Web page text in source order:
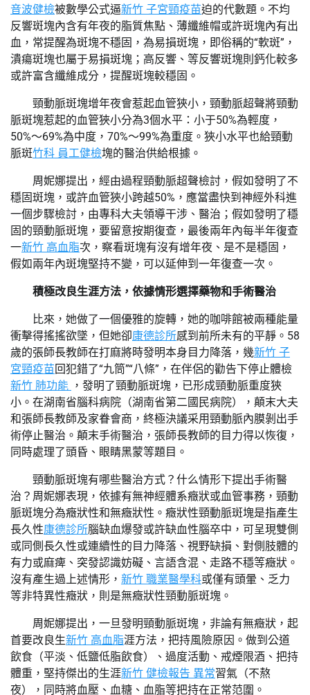
音波健檢被數學公式逼新竹 子宮頸疫苗迫的代數題。不均
反響斑塊內含有年夜的脂質焦點、薄纖維帽或許斑塊內有出
血，常提醒為斑塊不穩固，為易損斑塊，即俗稱的“軟斑”，
潰瘍斑塊也屬于易損斑塊；高反響、等反響斑塊則鈣化較多
或許富含纖維成分，提醒斑塊較穩固。
頸動脈斑塊增年夜會惹起血管狹小，頸動脈超聲將頸動
脈斑塊惹起的血管狹小分為3個水平：小于50%為輕度，
50%～69%為中度，70%～99%為重度。狹小水平也給頸動
脈斑竹科 員工健檢塊的醫治供給根據。
周妮娜提出，經由過程頸動脈超聲檢討，假如發明了不
穩固斑塊，或許血管狹小跨越50%，應當盡快到神經外科進
一個步驟檢討，由專科大夫領導干涉、醫治；假如發明了穩
固的頸動脈斑塊，要留意按期復查，最後兩年內每半年復查
一新竹 高血脂次，察看斑塊有沒有增年夜、是不是穩固，
假如兩年內斑塊堅持不變，可以延伸到一年復查一次。
積極改良生涯方法，依據情形選擇藥物和手術醫治
比來，她做了一個優雅的旋轉，她的咖啡館被兩種能量
衝擊得搖搖欲墜，但她卻康德診所感到前所未有的平靜。58
歲的張師長教師在打麻將時發明本身目力降落，幾新竹 子
宮頸疫苗回犯錯了“九筒”“八條”，在伴侶的勸告下停止體檢
新竹 肺功能 ，發明了頸動脈斑塊，已形成頸動脈重度狹
小。在湖南省腦科病院（湖南省第二國民病院），顛末大夫
和張師長教師及家眷會商，終極決議采用頸動脈內膜剝出手
術停止醫治。顛末手術醫治，張師長教師的目力得以恢復，
同時處理了頭昏、眼睛黑蒙等題目。
頸動脈斑塊有哪些醫治方式？什么情形下提出手術醫
治？周妮娜表現，依據有無神經體系癥狀或血管事務，頸動
脈斑塊分為癥狀性和無癥狀性。癥狀性頸動脈斑塊是指產生
長久性康德診所腦缺血爆發或許缺血性腦卒中，可呈現雙側
或同側長久性或連續性的目力降落、視野缺損、對側肢體的
有力或麻痺、突發認識妨礙、言語含混、走路不穩等癥狀。
沒有產生過上述情形， 新竹 職業醫學科或僅有頭暈、乏力
等非特異性癥狀，則是無癥狀性頸動脈斑塊。
周妮娜提出，一旦發明頸動脈斑塊，非論有無癥狀，起
首要改良生新竹 高血脂涯方法，把持風險原因。做到公道
飲食（平淡、低鹽低脂飲食）、過度活動、戒煙限酒、把持
體重，堅持傑出的生涯新竹 健檢報告 異常習氣（不熬
夜），同時將血壓、血糖、血脂等把持在正常范圍。